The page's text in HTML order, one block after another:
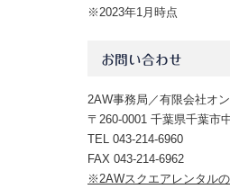
※2023年1月時点
お問い合わせ
2AW事務局／有限会社オ
〒260-0001 千葉県千葉市
TEL 043-214-6960
FAX 043-214-6962
※2AWスクエアレンタル